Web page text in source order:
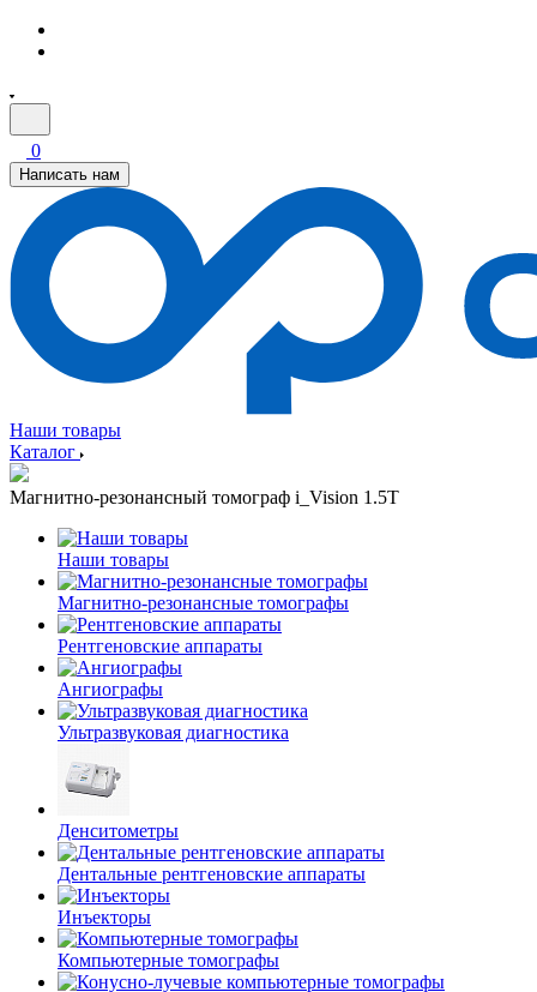
0
Написать нам
Наши товары
Каталог
Магнитно-резонансный томограф i_Vision 1.5T
Наши товары
Магнитно-резонансные томографы
Рентгеновские аппараты
Ангиографы
Ультразвуковая диагностика
Денситометры
Дентальные рентгеновские аппараты
Инъекторы
Компьютерные томографы